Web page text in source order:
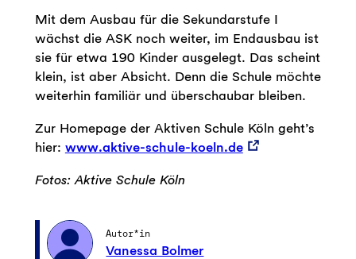
Mit dem Ausbau für die Sekundarstufe I
wächst die ASK noch weiter, im Endausbau ist
sie für etwa 190 Kinder ausgelegt. Das scheint
klein, ist aber Absicht. Denn die Schule möchte
weiterhin familiär und überschaubar bleiben.
Zur Homepage der Aktiven Schule Köln geht’s
hier: www.aktive-schule-koeln.de
Fotos: Aktive Schule Köln
Autor*in
Vanessa Bolmer